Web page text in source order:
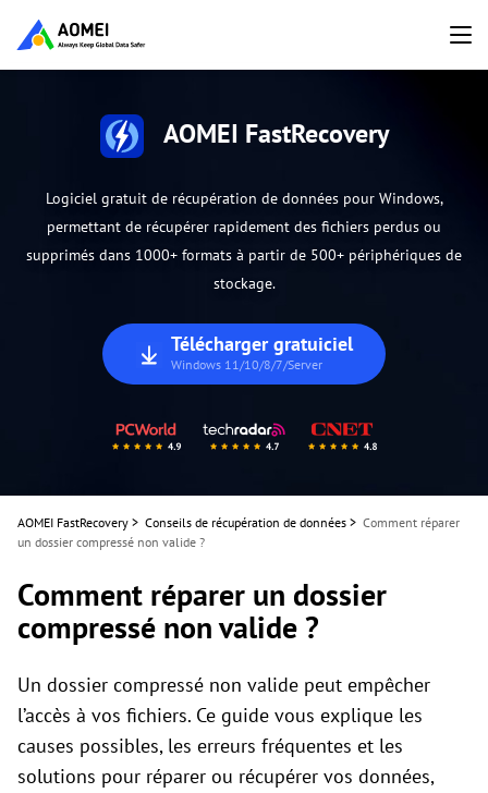
AOMEI FastRecovery
Logiciel gratuit de récupération de données pour Windows,
permettant de récupérer rapidement des fichiers perdus ou
supprimés dans 1000+ formats à partir de 500+ périphériques de
stockage.
Télécharger gratuiciel
Windows 11/10/8/7/Server
AOMEI FastRecovery > Conseils de récupération de données > Comment réparer
un dossier compressé non valide ?
Comment réparer un dossier
compressé non valide ?
Un dossier compressé non valide peut empêcher
l’accès à vos fichiers. Ce guide vous explique les
causes possibles, les erreurs fréquentes et les
solutions pour réparer ou récupérer vos données,